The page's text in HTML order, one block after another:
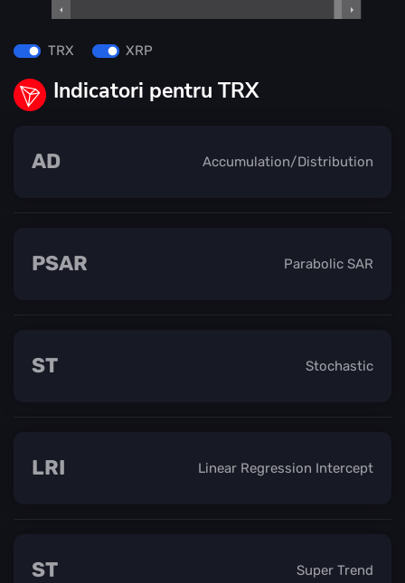
TRX XRP
Indicatori pentru TRX
Accumulation/Distribution
AD
Parabolic SAR
PSAR
Stochastic
ST
Linear Regression Intercept
LRI
Super Trend
ST